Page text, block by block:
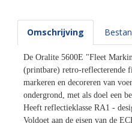
Omschrijving
De Oralite 5600E "Fleet
(printbare) retro-reflecterende
markeren en decoreren van
ondergrond, met als doel een
Heeft reflectieklasse RA1 -
Voldoet aan de eisen van de